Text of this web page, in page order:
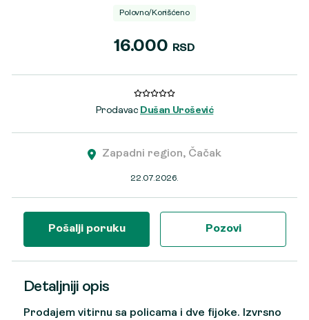
Polovno/Korišćeno
16.000 RSD
Prodavac Dušan Urošević
Zapadni region, Čačak
22.07.2026.
Pošalji poruku Pozovi
Detaljniji opis
Prodajem vitirnu sa policama i dve fijoke. Izvrsno